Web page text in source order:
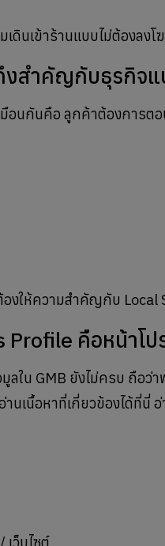
นเข้าร้านแบบไม่ต้องลงโ
งสำคัญกับธุรกิจ
อนกันคือ ลูกค้าต้องการตอ
งให้ความสำคัญกับ Local
คือหน้าโป
ใน GMB ยังไม่ครบ ถือว่
นเนื้อหาที่เกี่ยวข้องได้ที่นี่ อ่